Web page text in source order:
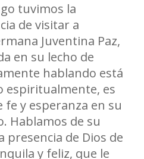
tuvimos la
de visitar a
Juventina Paz,
en su lecho de
hablando está
espiritualmente, es
fe y esperanza en su
Hablamos de su
presencia de Dios de
y feliz, que le